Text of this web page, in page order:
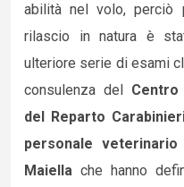
abilità nel volo, perciò
rilascio in natura è
ulteriore serie di esami
consulenza del
del Reparto
personale
Maiella che hanno